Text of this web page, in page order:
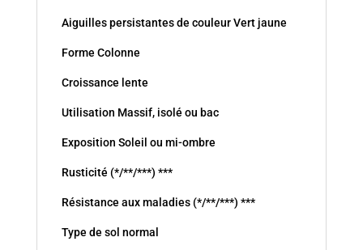
Aiguilles persistantes de couleur Vert jaune
Forme Colonne
Croissance lente
Utilisation Massif, isolé ou bac
Exposition Soleil ou mi-ombre
Rusticité (*/**/***) ***
Résistance aux maladies (*/**/***) ***
Type de sol normal